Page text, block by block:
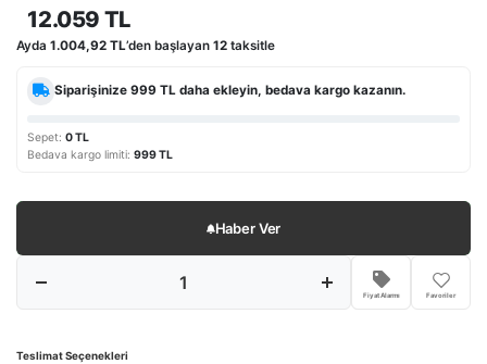
12.059 TL
Ayda 1.004,92 TL’den başlayan 12 taksitle
Siparişinize999 TL daha ekleyin, bedava kargo kazanın.
Sepet: 0 TL
Bedava kargo limiti: 999 TL
Haber Ver
Fiyat Alarmı Favoriler
Teslimat Seçenekleri